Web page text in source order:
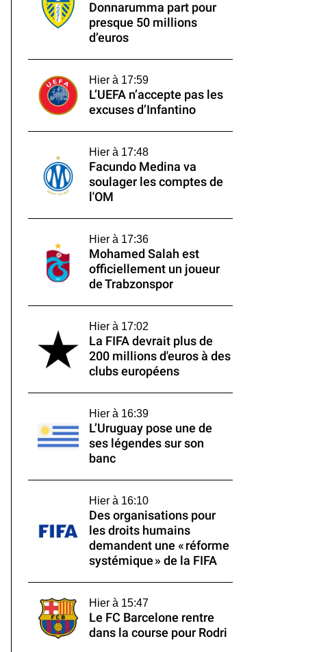
Donnarumma part pour
presque 50 millions
d’euros
Hier à 17:59
L’UEFA n’accepte pas les
excuses d’Infantino
Hier à 17:48
Facundo Medina va
soulager les comptes de
l'OM
Hier à 17:36
Mohamed Salah est
officiellement un joueur
de Trabzonspor
Hier à 17:02
La FIFA devrait plus de
200 millions d'euros à des
clubs européens
Hier à 16:39
L’Uruguay pose une de
ses légendes sur son
banc
Hier à 16:10
Des organisations pour
les droits humains
demandent une « réforme
systémique » de la FIFA
Hier à 15:47
Le FC Barcelone rentre
dans la course pour Rodri